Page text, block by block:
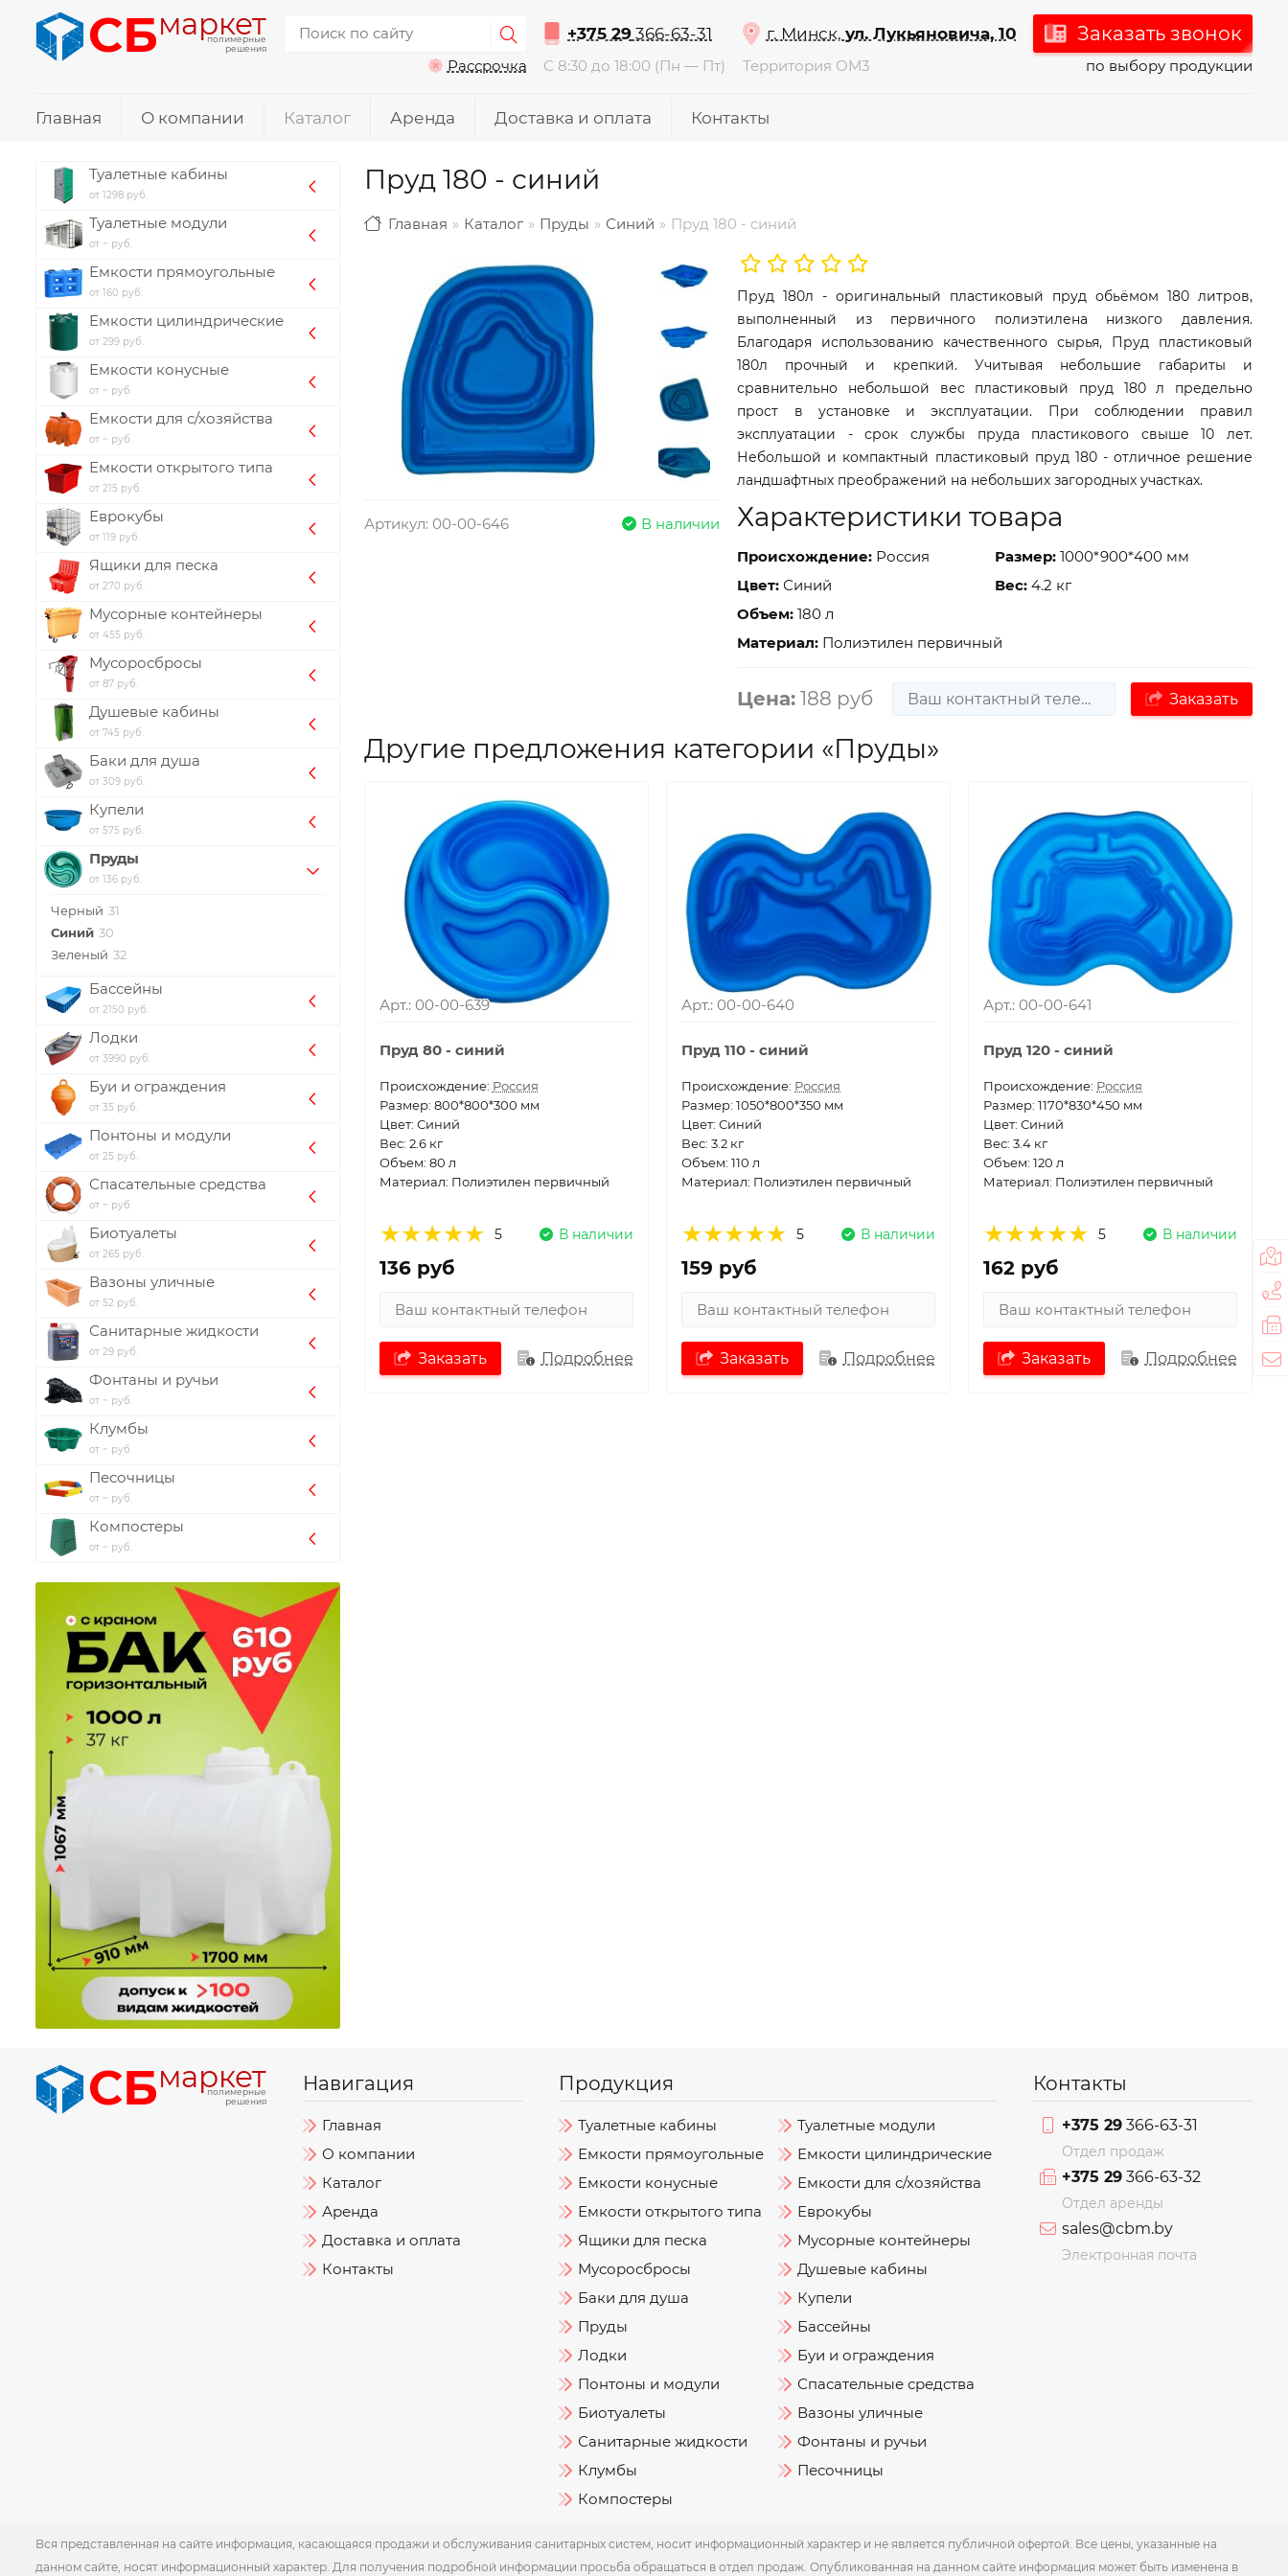
СБмаркет
полимерные
решения
Рассрочка
+375 29 366-63-31
С 8:30 до 18:00 (Пн — Пт)
г. Минск, ул. Лукьяновича, 10
Территория ОМ3
Заказать звонок
по выбору продукции
Главная О компании Каталог Аренда Доставка и оплата Контакты
Туалетные кабины
от 1298 руб.
Туалетные модули
от ~ руб.
Емкости прямоугольные
от 160 руб.
Емкости цилиндрические
от 299 руб.
Емкости конусные
от ~ руб.
Емкости для с/хозяйства
от ~ руб.
Емкости открытого типа
от 215 руб.
Еврокубы
от 119 руб.
Ящики для песка
от 270 руб.
Мусорные контейнеры
от 455 руб.
Мусоросбросы
от 87 руб.
Душевые кабины
от 745 руб.
Баки для душа
от 309 руб.
Купели
от 575 руб.
Пруды
от 136 руб.
Черный 31
Синий 30
Зеленый 32
Бассейны
от 2150 руб.
Лодки
от 3990 руб.
Буи и ограждения
от 35 руб.
Понтоны и модули
от 25 руб.
Спасательные средства
от ~ руб.
Биотуалеты
от 265 руб.
Вазоны уличные
от 52 руб.
Санитарные жидкости
от 29 руб.
Фонтаны и ручьи
от ~ руб.
Клумбы
от ~ руб.
Песочницы
от ~ руб.
Компостеры
от ~ руб.
Пруд 180 - синий
Главная Каталог Пруды Синий Пруд 180 - синий
Артикул: 00-00-646 В наличии
Пруд 180л - оригинальный пластиковый пруд обьёмом 180 литров,
выполненный из первичного полиэтилена низкого давления.
Благодаря использованию качественного сырья, Пруд пластиковый
180л прочный и крепкий. Учитывая небольшие габариты и
сравнительно небольшой вес пластиковый пруд 180 л предельно
прост в установке и эксплуатации. При соблюдении правил
эксплуатации - срок службы пруда пластикового свыше 10 лет.
Небольшой и компактный пластиковый пруд 180 - отличное решение
ландшафтных преображений на небольших загородных участках.
Характеристики товара
Проиcхождение: Россия Размер: 1000*900*400 мм
Цвет: Синий Вес: 4.2 кг
Объем: 180 л
Материал: Полиэтилен первичный
Цена: 188 руб Заказать
Другие предложения категории «Пруды»
Арт.: 00-00-639
Пруд 80 - синий
Проиcхождение: Россия
Размер: 800*800*300 мм
Цвет: Синий
Вес: 2.6 кг
Объем: 80 л
Материал: Полиэтилен первичный
5 В наличии
136 руб
Заказать Подробнее
Арт.: 00-00-640
Пруд 110 - синий
Проиcхождение: Россия
Размер: 1050*800*350 мм
Цвет: Синий
Вес: 3.2 кг
Объем: 110 л
Материал: Полиэтилен первичный
5 В наличии
159 руб
Заказать Подробнее
Арт.: 00-00-641
Пруд 120 - синий
Проиcхождение: Россия
Размер: 1170*830*450 мм
Цвет: Синий
Вес: 3.4 кг
Объем: 120 л
Материал: Полиэтилен первичный
5 В наличии
162 руб
Заказать Подробнее
СБмаркет
полимерные
решения
Навигация
Главная
О компании
Каталог
Аренда
Доставка и оплата
Контакты
Продукция
Туалетные кабины
Туалетные модули
Емкости прямоугольные
Емкости цилиндрические
Емкости конусные
Емкости для с/хозяйства
Емкости открытого типа
Еврокубы
Ящики для песка
Мусорные контейнеры
Мусоросбросы
Душевые кабины
Баки для душа
Купели
Пруды
Бассейны
Лодки
Буи и ограждения
Понтоны и модули
Спасательные средства
Биотуалеты
Вазоны уличные
Санитарные жидкости
Фонтаны и ручьи
Клумбы
Песочницы
Компостеры
Контакты
+375 29 366-63-31
Отдел продаж
+375 29 366-63-32
Отдел аренды
sales@cbm.by
Электронная почта
Вся представленная на сайте информация, касающаяся продажи и обслуживания санитарных систем, носит информационный характер и не является публичной офертой. Все цены, указанные на
данном сайте, носят информационный характер. Для получения подробной информации просьба обращаться в отдел продаж. Опубликованная на данном сайте информация может быть изменена в